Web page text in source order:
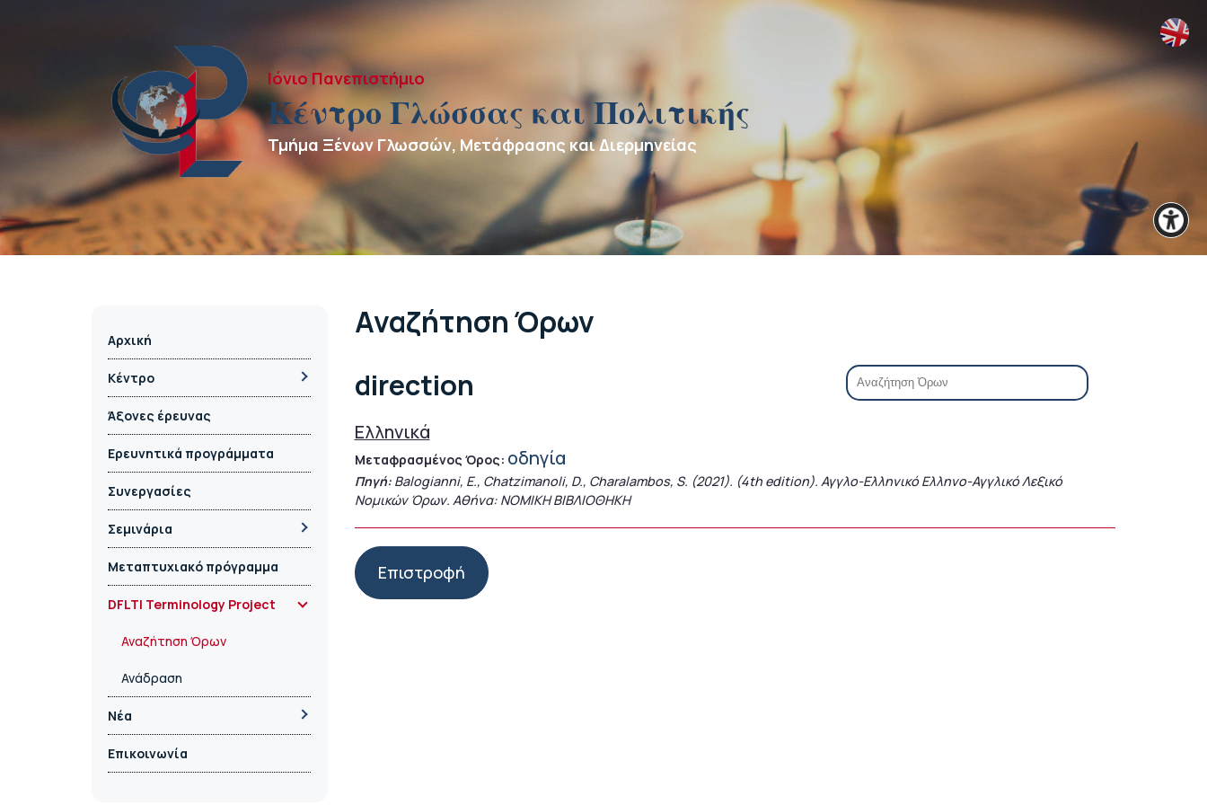
Ιόνιο Πανεπιστήμιο
Κέντρο Γλώσσας και Πολιτικής
Τμήμα Ξένων Γλωσσών, Μετάφρασης και Διερμηνείας
Αναζήτηση Όρων
direction
Ελληνικά
Μεταφρασμένος Όρος: οδηγία
Πηγή: Balogianni, E., Chatzimanoli, D., Charalambos, S. (2021). (4th edition). Αγγλο-Ελληνικό Ελληνο-Αγγλικό Λεξικό
Νομικών Όρων. Αθήνα: ΝΟΜΙΚΗ ΒΙΒΛΙΟΘΗΚΗ
Επιστροφή
Αρχική
Κέντρο
Άξονες έρευνας
Ερευνητικά προγράμματα
Συνεργασίες
Σεμινάρια
Μεταπτυχιακό πρόγραμμα
DFLTI Terminology Project
Αναζήτηση Όρων
Ανάδραση
Νέα
Επικοινωνία